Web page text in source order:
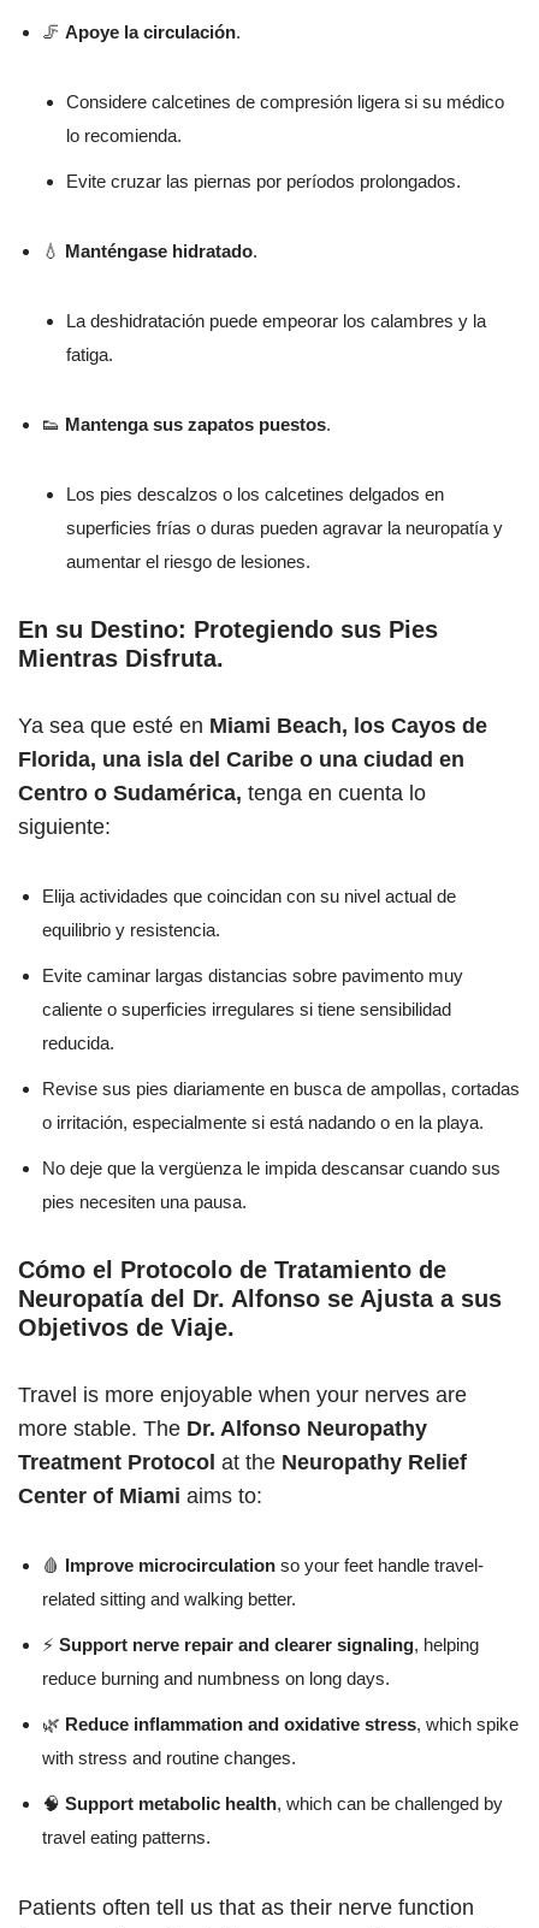
🦵 Apoye la circulación.
Considere calcetines de compresión ligera si su médico
lo recomienda.
Evite cruzar las piernas por períodos prolongados.
💧 Manténgase hidratado.
La deshidratación puede empeorar los calambres y la
fatiga.
👟 Mantenga sus zapatos puestos.
Los pies descalzos o los calcetines delgados en
superficies frías o duras pueden agravar la neuropatía y
aumentar el riesgo de lesiones.
En su Destino: Protegiendo sus Pies
Mientras Disfruta.
Ya sea que esté en Miami Beach, los Cayos de
Florida, una isla del Caribe o una ciudad en
Centro o Sudamérica, tenga en cuenta lo
siguiente:
Elija actividades que coincidan con su nivel actual de
equilibrio y resistencia.
Evite caminar largas distancias sobre pavimento muy
caliente o superficies irregulares si tiene sensibilidad
reducida.
Revise sus pies diariamente en busca de ampollas, cortadas
o irritación, especialmente si está nadando o en la playa.
No deje que la vergüenza le impida descansar cuando sus
pies necesiten una pausa.
Cómo el Protocolo de Tratamiento de
Neuropatía del Dr. Alfonso se Ajusta a sus
Objetivos de Viaje.
Travel is more enjoyable when your nerves are
more stable. The Dr. Alfonso Neuropathy
Treatment Protocol at the Neuropathy Relief
Center of Miami aims to:
🩸 Improve microcirculation so your feet handle travel-
related sitting and walking better.
⚡ Support nerve repair and clearer signaling, helping
reduce burning and numbness on long days.
🌿 Reduce inflammation and oxidative stress, which spike
with stress and routine changes.
🧠 Support metabolic health, which can be challenged by
travel eating patterns.
Patients often tell us that as their nerve function